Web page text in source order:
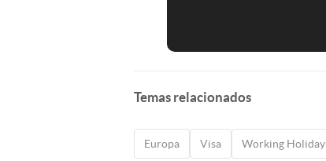
Temas relacionados
Europa Visa Working Holiday